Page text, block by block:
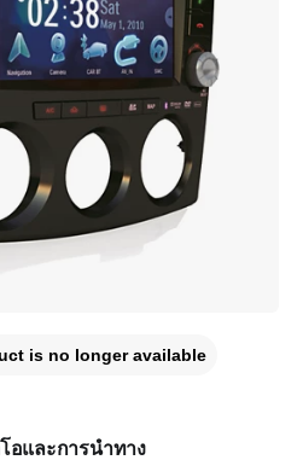
อและการนำทาง
is no longer available